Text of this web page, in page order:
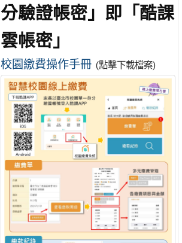
分驗證帳密」即「酷課
雲帳密」
校園繳費操作手冊 (點擊下載檔案)